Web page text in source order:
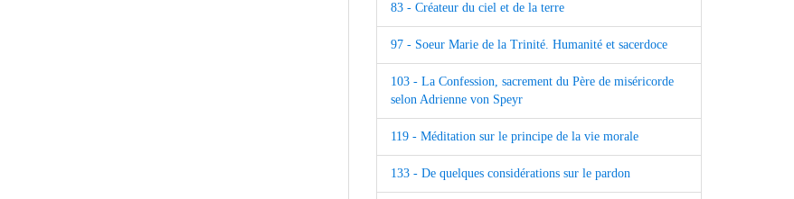
83 - Créateur du ciel et de la terre
97 - Soeur Marie de la Trinité. Humanité et sacerdoce
103 - La Confession, sacrement du Père de miséricorde
selon Adrienne von Speyr
119 - Méditation sur le principe de la vie morale
133 - De quelques considérations sur le pardon